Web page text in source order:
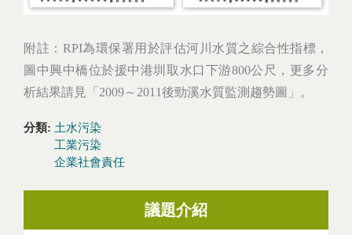
附註：RPI為環保署用於評估河川水質之綜合性指標，
圖中興中橋位於援中港圳取水口下游800公尺，更多分
析結果請見「2009～2011後勁溪水質監測趨勢圖」。
分類: 土水污染
工業污染
企業社會責任
議題介紹